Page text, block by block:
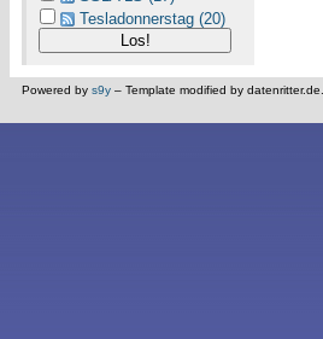
Tesladonnerstag (20)
Powered by s9y – Template modified by datenritter.de.